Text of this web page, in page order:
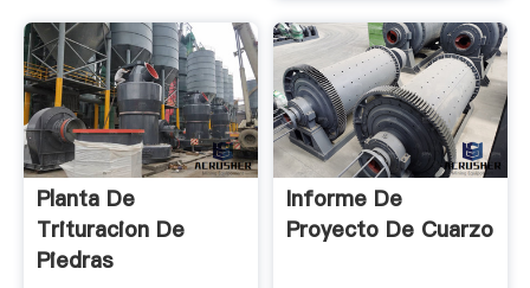
Planta De
Trituracion De
Piedras
Informe De
Proyecto De Cuarzo